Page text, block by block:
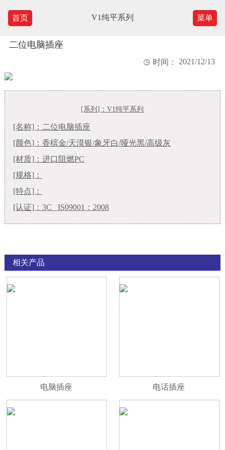
首页 V1纯平系列 菜单
二位电脑插座
 时间： 2021/12/13
[系列]：V1纯平系列
[名称]：二位电脑插座
[颜色]： 香槟金/天漠银/象牙白/哑光黑/高级灰
[材质]：进口阻燃PC
[规格]：
[特点]：
[认证]：3C IS09001：2008
相关产品
电脑插座 电话插座